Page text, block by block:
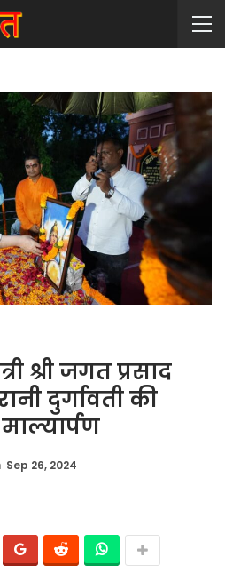
श्री जगत प्रसाद
दुर्गावती की
Sep 26, 2024